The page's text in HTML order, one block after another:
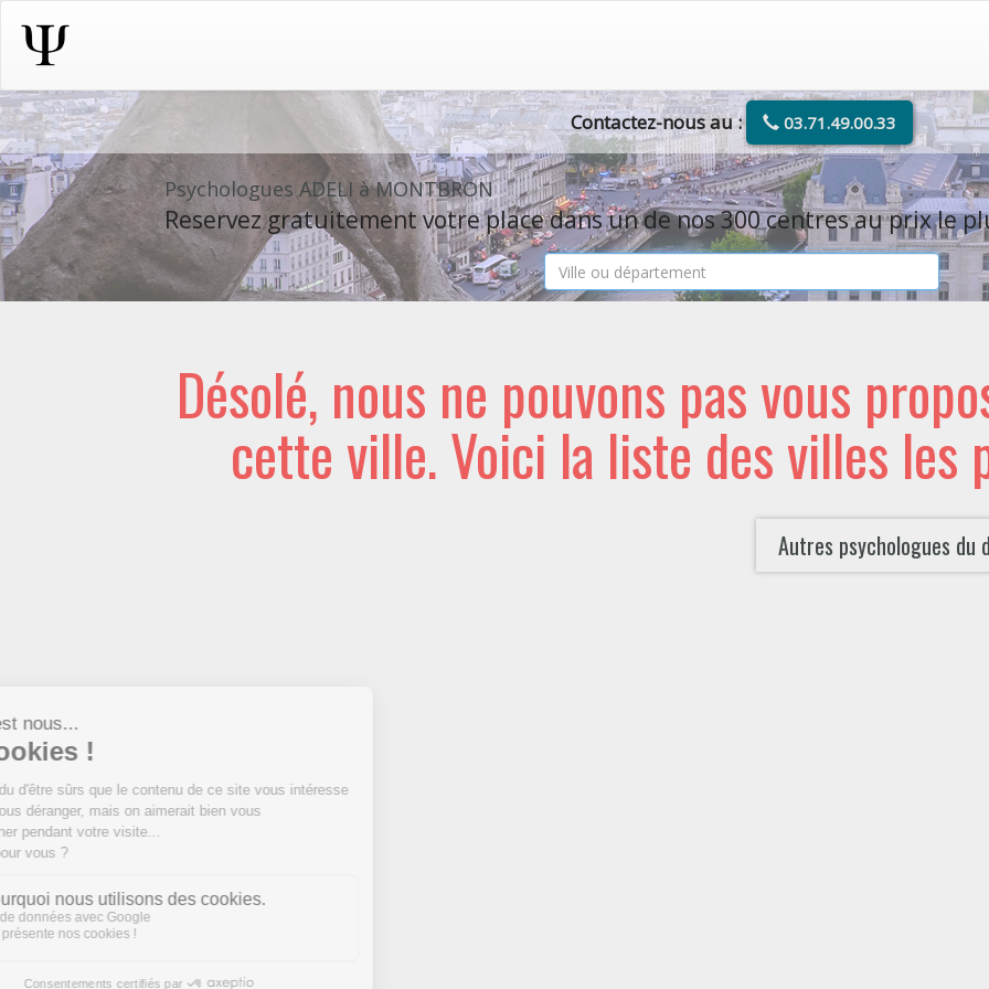
Contactez-nous au : 03.71.49.00.33
Psychologues ADELI à MONTBRON
Reservez gratuitement votre place dans un de nos 300 centres au prix le
Désolé, nous ne pouvons pas vous
cette ville. Voici la liste des villes les
Autres psychologues du